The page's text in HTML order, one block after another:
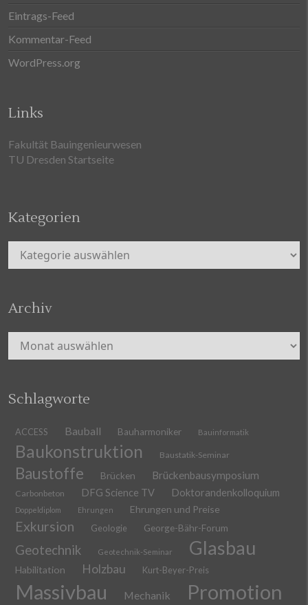
Eintrags-Feed
Kommentar-Feed
WordPress.org
Links
Fakultät Bauingenieurwesen
TU Dresden Startseite
Kategorien
Kategorien
Archiv
Archiv
Schlagworte
ACCESS Bauball Bauharmoniker Bauinformatik
Baukonstruktion Baustatik-Seminar
Baustoffe Brücken Brückenbausymposium
Carbonbeton DFG Science TV Doktorandenkolloquium
Doppeldiplom Ehrungen Ehrungen und Preise
Exkursion Geologie George-Bähr-Forum
Geotechnik Geotechnik-Seminar Glasbau
Habilitation Holzbau Kurt-Beyer-Preis
Massivbau Mechanik Promotion